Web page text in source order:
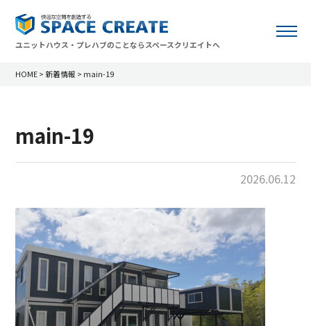
ユニットハウス・プレハブのことならスペースクリエイトへ
HOME > 新着情報 > main-19
main-19
2026.06.12